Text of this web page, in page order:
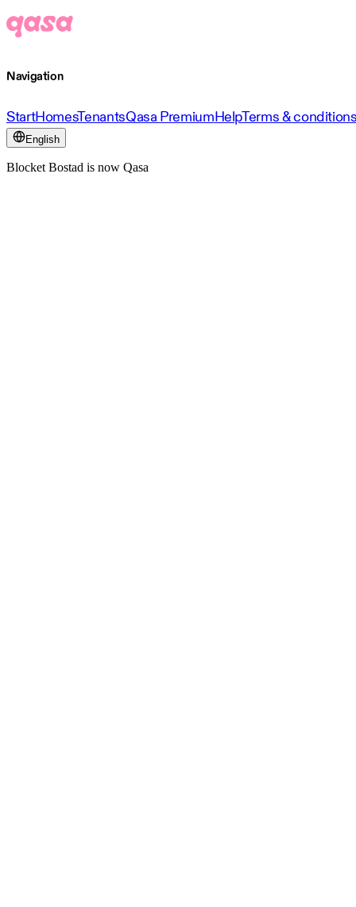
Navigation
StartHomesTenantsQasa PremiumHelpTerms &
English
Blocket Bostad is now Qasa